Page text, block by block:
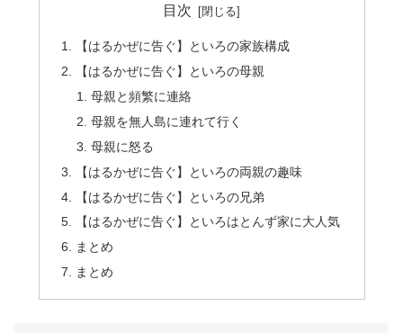
目次
【はるかぜに告ぐ】といろの家族構成
【はるかぜに告ぐ】といろの母親
母親と頻繁に連絡
母親を無人島に連れて行く
母親に怒る
【はるかぜに告ぐ】といろの両親の趣味
【はるかぜに告ぐ】といろの兄弟
【はるかぜに告ぐ】といろはとんず家に大人気
まとめ
まとめ